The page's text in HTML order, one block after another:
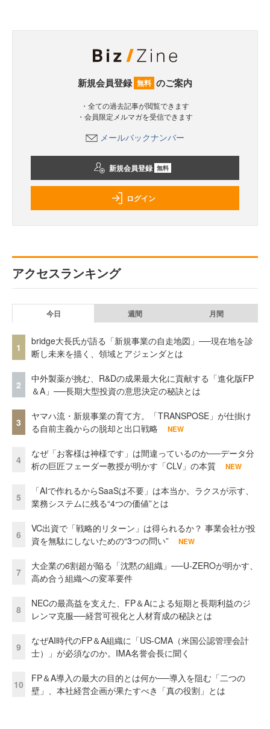
新規会員登録 無料 のご案内
・全ての過去記事が閲覧できます
・会員限定メルマガを受信できます
メールバックナンバー
新規会員登録 無料
ログイン
アクセスランキング
今日 週間 月間
1
bridge大長氏が語る「新規事業の自走地図」──現在地を診
断し未来を描く、領域とアジェンダとは
2
中外製薬が挑む、R&Dの成果最大化に貢献する「進化版FP
＆A」──長期大型投資の意思決定の秘訣とは
3
ヤマハ流・新規事業の育て方。「TRANSPOSE」が仕掛け
る自前主義からの脱却と出口戦略
NEW
4
なぜ「お客様は神様です」は間違っているのか──データ分
析の巨匠フェーダー教授が明かす「CLV」の本質
NEW
5
「AIで作れるからSaaSは不要」は本当か。ラクスが示す、
業務システムに残る“4つの価値”とは
6
VC出資で「戦略的リターン」は得られるか？ 事業会社が投
資を無駄にしないための“3つの問い”
NEW
7
大企業の6割超が陥る「沈黙の組織」──U-ZEROが明かす、
高め合う組織への変革要件
8
NECの最高益を支えた、FP＆Aによる短期と長期利益のジ
レンマ克服──経営可視化と人材育成の秘訣とは
9
なぜAI時代のFP＆A組織に「US-CMA（米国公認管理会計
士）」が必須なのか。IMA名誉会長に聞く
10
FP＆A導入の最大の目的とは何か──導入を阻む「二つの
壁」、本社経営企画が果たすべき「真の役割」とは